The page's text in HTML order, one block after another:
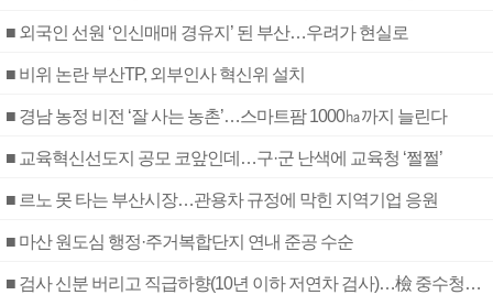
■ 외국인 선원 ‘인신매매 경유지’ 된 부산…우려가 현실로
■ 비위 논란 부산TP, 외부인사 혁신위 설치
■ 경남 농정 비전 ‘잘 사는 농촌’…스마트팜 1000㏊까지 늘린다
■ 교육혁신선도지 공모 코앞인데…구·군 난색에 교육청 ‘쩔쩔’
■ 르노 못 타는 부산시장…관용차 규정에 막힌 지역기업 응원
■ 마산 원도심 행정·주거복합단지 연내 준공 수순
■ 검사 신분 버리고 직급하향(10년 이하 저연차 검사)…檢 중수청행 기피